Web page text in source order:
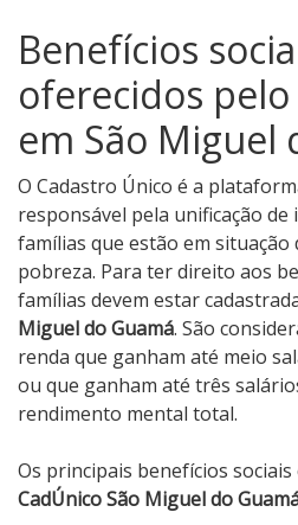
Benefícios
oferecidos
em São Miguel
O Cadastro Único é a
responsável pela unificação
famílias que estão em
pobreza. Para ter direito aos
famílias devem estar
Miguel do Guamá. São
renda que ganham até meio
ou que ganham até três
rendimento mental total.
Os principais benefícios
CadÚnico São Miguel do